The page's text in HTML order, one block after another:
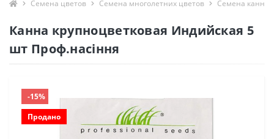
Семена цветов Семена многолетних цветов Семена канны
Канна крупноцветковая Индийская 5
шт Проф.насіння
-15%
Продано